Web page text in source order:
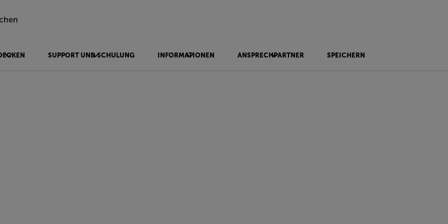
SUPPORT UND SCHULUNG INFORMATIONEN ANSPRECHPARTNER SPEICHERN